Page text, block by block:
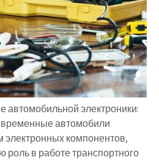
автомобильной электроники:
автомобили
компонентов,
роль в работе транспортного